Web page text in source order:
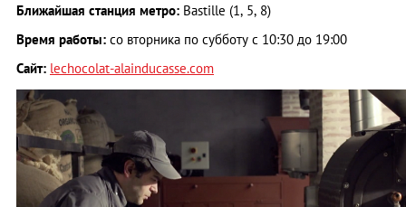
Ближайшая станция метро: Bastille (1, 5, 8)
Время работы: со вторника по субботу с 10:30 до 19:00
Сайт: lechocolat-alainducasse.com